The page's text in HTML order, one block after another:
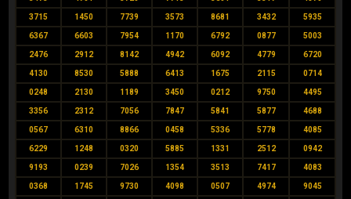
3715 1450 7739 3573 8681 3432 5935
6367 6603 7954 1170 6792 0877 5003
2476 2912 8142 4942 6092 4779 6720
4130 8530 5888 6413 1675 2115 0714
0248 2130 1189 3450 0212 9750 4495
3356 2312 7056 7847 5841 5877 4688
0567 6310 8866 0458 5336 5778 4085
6229 1248 0320 5885 1331 2512 0942
9193 0239 7026 1354 3513 7417 4083
0368 1745 9730 4098 0507 4974 9045